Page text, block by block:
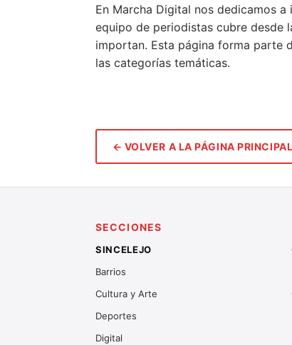
En Marcha Digital nos dedicamos
equipo de periodistas cubre desde
importan. Esta página forma parte
las categorías temáticas.
← VOLVER A LA PÁGINA PRINCIPAL
SECCIONES
SINCELEJO
Barrios
Cultura y Arte
Deportes
Digital